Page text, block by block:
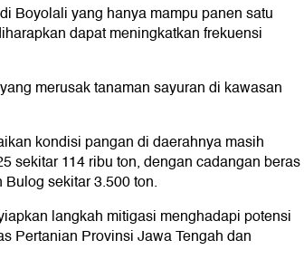
Boyolali yang hanya mampu panen satu
dapat meningkatkan frekuensi
merusak tanaman sayuran di kawasan
kondisi pangan di daerahnya masih
sekitar 114 ribu ton, dengan cadangan beras
sekitar 3.500 ton.
langkah mitigasi menghadapi potensi
Pertanian Provinsi Jawa Tengah dan